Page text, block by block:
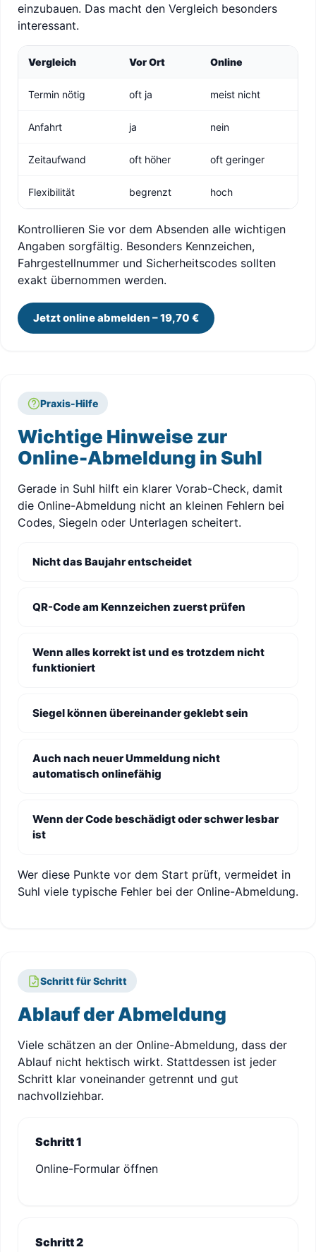
einzubauen. Das macht den Vergleich besonders
interessant.
Vergleich Vor Ort Online
Termin nötig oft ja meist nicht
Anfahrt ja nein
Zeitaufwand oft höher oft geringer
Flexibilität begrenzt hoch
Kontrollieren Sie vor dem Absenden alle wichtigen
Angaben sorgfältig. Besonders Kennzeichen,
Fahrgestellnummer und Sicherheitscodes sollten
exakt übernommen werden.
Jetzt online abmelden – 19,70 €
Praxis-Hilfe
Wichtige Hinweise zur
Online-Abmeldung in Suhl
Gerade in Suhl hilft ein klarer Vorab-Check, damit
die Online-Abmeldung nicht an kleinen Fehlern bei
Codes, Siegeln oder Unterlagen scheitert.
Nicht das Baujahr entscheidet
QR-Code am Kennzeichen zuerst prüfen
Wenn alles korrekt ist und es trotzdem nicht
funktioniert
Siegel können übereinander geklebt sein
Auch nach neuer Ummeldung nicht
automatisch onlinefähig
Wenn der Code beschädigt oder schwer lesbar
ist
Wer diese Punkte vor dem Start prüft, vermeidet in
Suhl viele typische Fehler bei der Online-Abmeldung.
Schritt für Schritt
Ablauf der Abmeldung
Viele schätzen an der Online-Abmeldung, dass der
Ablauf nicht hektisch wirkt. Stattdessen ist jeder
Schritt klar voneinander getrennt und gut
nachvollziehbar.
Schritt 1
Online-Formular öffnen
Schritt 2